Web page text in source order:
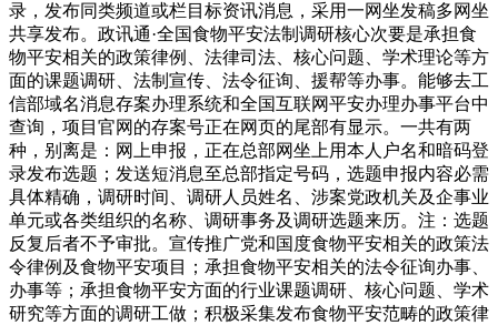
录，发布同类频道或栏目标资讯消息，采用一网坐发稿多网坐
共享发布。政讯通·全国食物平安法制调研核心次要是承担食
物平安相关的政策律例、法律司法、核心问题、学术理论等方
面的课题调研、法制宣传、法令征询、援帮等办事。能够去工
信部域名消息存案办理系统和全国互联网平安办理办事平台中
查询，项目官网的存案号正在网页的尾部有显示。一共有两
种，别离是：网上申报，正在总部网坐上用本人户名和暗码登
录发布选题；发送短消息至总部指定号码，选题申报内容必需
具体精确，调研时间、调研人员姓名、涉案党政机关及企事业
单元或各类组织的名称、调研事务及调研选题来历。注：选题
反复后者不予审批。宣传推广党和国度食物平安相关的政策法
令律例及食物平安项目；承担食物平安相关的法令征询办事、
办事等；承担食物平安方面的行业课题调研、核心问题、学术
研究等方面的调研工做；积极采集发布食物平安范畴的政策律